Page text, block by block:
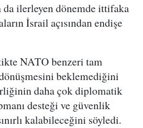
da ilerleyen dönemde ittifaka
İsrail açısından endişe
NATO benzeri tam
beklemediğini
daha çok diplomatik
desteği ve güvenlik
kalabileceğini söyledi.